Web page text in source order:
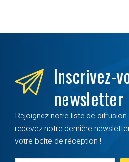
Inscrivez-
newsletter
Rejoignez notre liste de diffusion
recevez notre dernière
votre boîte de réception !